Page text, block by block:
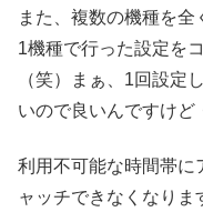
また、複数の機種を全
1機種で行った設定を
（笑）まぁ、1回設定
いので良いんですけど
利用不可能な時間帯に
ャッチできなくなり